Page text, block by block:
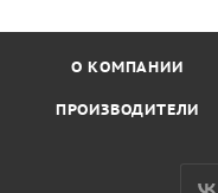
О КОМПАНИИ
ПРОИЗВОДИТЕЛИ